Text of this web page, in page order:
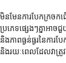
មិនមែនការបែកក្រច
ប្រភេទផ្សេងៗគ្នាអាច
និងភាពធ្ងន់ធ្ងរនៃការ
និងរយៈពេលដែលវាត្រូវ